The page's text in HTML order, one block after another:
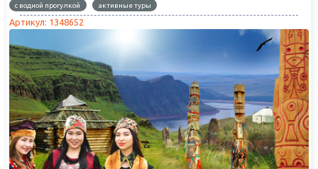
с водной прогулкой активные туры
Артикул: 1348652